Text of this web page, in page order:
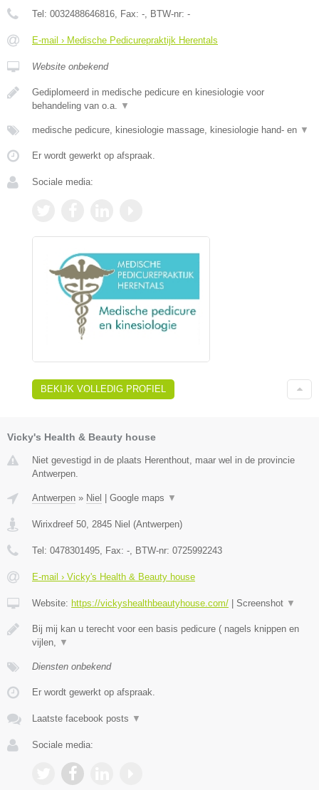
Tel: 0032488646816, Fax: -, BTW-nr: -
E-mail › Medische Pedicurepraktijk Herentals
Website onbekend
Gediplomeerd in medische pedicure en kinesiologie voor
behandeling van o.a. ▼
medische pedicure, kinesiologie massage, kinesiologie hand- en ▼
Er wordt gewerkt op afspraak.
Sociale media:
BEKIJK VOLLEDIG PROFIEL
Vicky's Health & Beauty house
Niet gevestigd in de plaats Herenthout, maar wel in de provincie
Antwerpen.
Antwerpen » Niel Google maps ▼
Wirixdreef 50 2845 Niel (Antwerpen)
Tel: 0478301495 , Fax: - , BTW-nr: 0725992243
E-mail › Vicky's Health & Beauty house
Website: https://vickyshealthbeautyhouse.com/ Screenshot ▼
Bij mij kan u terecht voor een basis pedicure ( nagels knippen en
vijlen,
▼
Diensten onbekend
Er wordt gewerkt op afspraak.
Laatste facebook posts ▼
Sociale media: